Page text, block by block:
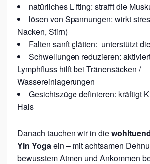
natürliches Lifting: strafft die
lösen von Spannungen: wirkt
Nacken, Stirn)
Falten sanft glätten: unterstützt
Schwellungen reduzieren:
Lymphfluss hilft bei Tränensäcken /
Wassereinlagerungen
Gesichtszüge definieren: kräftigt
Hals
Danach tauchen wir in die
Yin Yogaein – mit achtsamen
bewusstem Atmen und Ankommen